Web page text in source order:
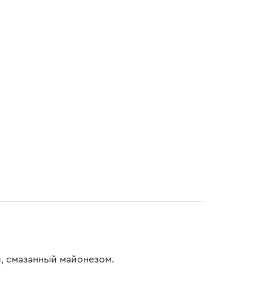
смазанный майонезом.